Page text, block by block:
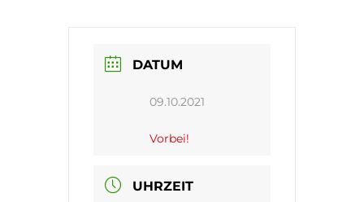
DATUM
09.10.2021
Vorbei!
UHRZEIT